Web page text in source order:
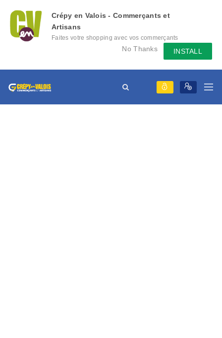
Crépy en Valois - Commerçants et
Artisans
Faites votre shopping avec vos commerçants
locaux depuis votre mobile, échangez des
messages avec eux, consultez le évènement
No Thanks INSTALL